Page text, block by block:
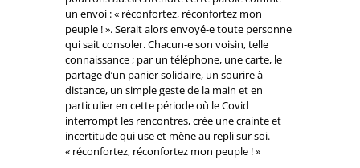
un envoi : « réconfortez, réconfortez mon
peuple ! ». Serait alors envoyé-e toute personne
qui sait consoler. Chacun-e son voisin, telle
connaissance ; par un téléphone, une carte, le
partage d’un panier solidaire, un sourire à
distance, un simple geste de la main et en
particulier en cette période où le Covid
interrompt les rencontres, crée une crainte et
incertitude qui use et mène au repli sur soi.
« réconfortez, réconfortez mon peuple ! »